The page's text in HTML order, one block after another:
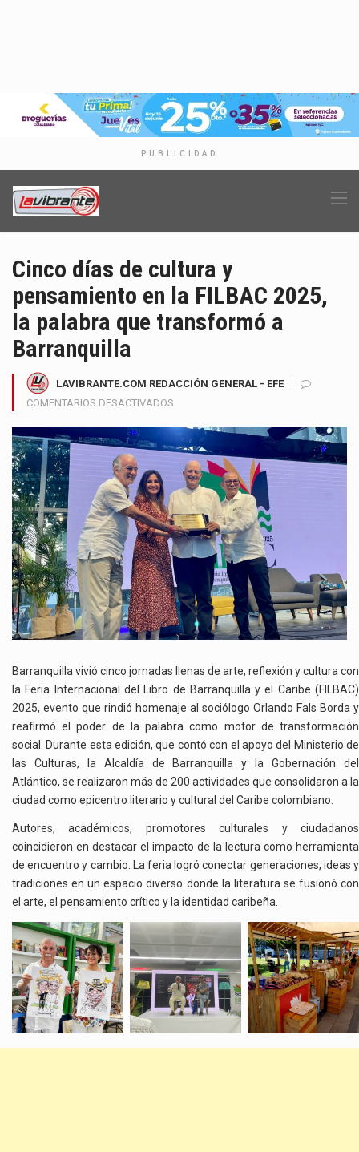
PUBLICIDAD
Cinco días de cultura y
pensamiento en la FILBAC 2025,
la palabra que transformó a
Barranquilla
LAVIBRANTE.COM REDACCIÓN GENERAL - EFE
COMENTARIOS DESACTIVADOS
DÍAS
DE
CULTURA
Y
PENSAMIENTO
EN
LA
FILBAC
2025,
LA
PALABRA
QUE
TRANSFORMÓ
BARRANQUILLA
Barranquilla vivió cinco jornadas llenas de arte, reflexión y cultura con
la Feria Internacional del Libro de Barranquilla y el Caribe (FILBAC)
2025, evento que rindió homenaje al sociólogo Orlando Fals Borda y
reafirmó el poder de la palabra como motor de transformación
social. Durante esta edición, que contó con el apoyo del Ministerio de
las Culturas, la Alcaldía de Barranquilla y la Gobernación del
Atlántico, se realizaron más de 200 actividades que consolidaron a la
ciudad como epicentro literario y cultural del Caribe colombiano.
Autores, académicos, promotores culturales y ciudadanos
coincidieron en destacar el impacto de la lectura como herramienta
de encuentro y cambio. La feria logró conectar generaciones, ideas y
tradiciones en un espacio diverso donde la literatura se fusionó con
el arte, el pensamiento crítico y la identidad caribeña.